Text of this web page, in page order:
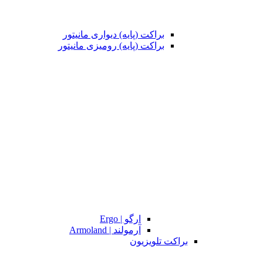
براکت (پایه) دیواری مانیتور
براکت (پایه) رومیزی مانیتور
ارگو | Ergo
آرمولند | Armoland
براکت تلویزیون